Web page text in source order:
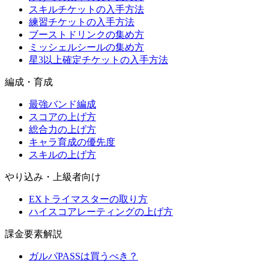
スキルチケットの入手方法
練習チケットの入手方法
ブーストドリンクの集め方
ミッシェルシールの集め方
星3以上確定チケットの入手方法
編成・育成
最強バンド編成
スコアの上げ方
総合力の上げ方
キャラ育成の優先度
スキルの上げ方
やり込み・上級者向け
EXトライマスターの取り方
ハイスコアレーティングの上げ方
課金要素解説
ガルパPASSは買うべき？